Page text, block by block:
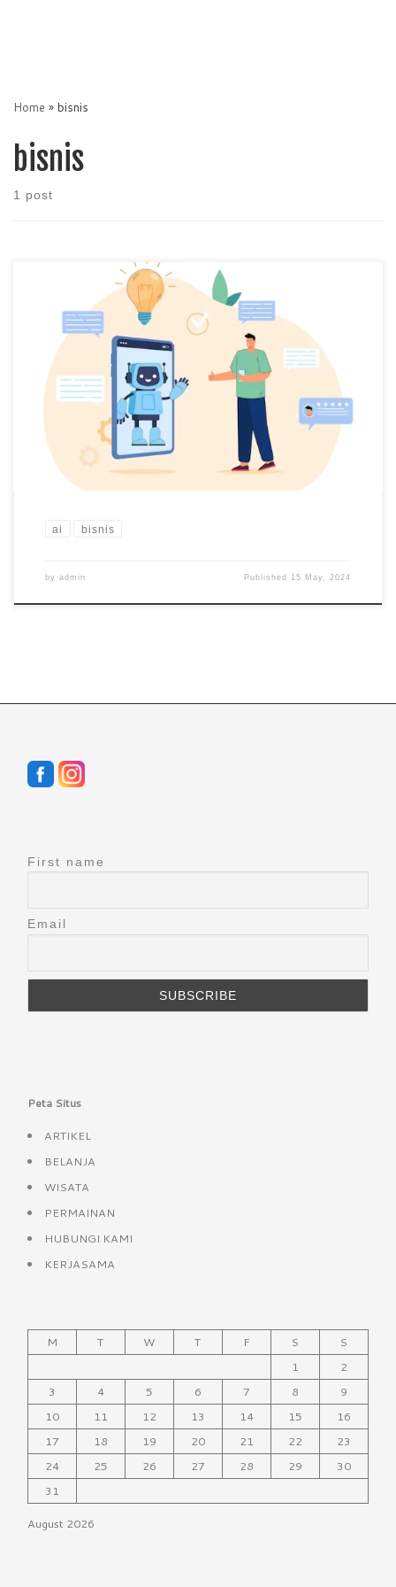
Home » bisnis
bisnis
1 post
Artificial Intelligence atau lebih keren disebut AI merupakan yang
sudah ada sejak dahulu, akan tetapi dengan kebutuhan akan
persaingan teknologi dalam usaha maka AI menjadi terkenal dan
diminati. Dalam dunia bisnis peranan AI sangat membantu dalam
banyak hal pada sisi efisiensi dan efektifitas. Cakupan besar AI
yang paling dominan terletak […]
ai bisnis
by admin Published 15 May, 2024
First name
Email
Peta Situs
ARTIKEL
BELANJA
WISATA
PERMAINAN
HUBUNGI KAMI
KERJASAMA
August 2026
M T W T F S
S
1
2
3
4 5 6 7 8
9
10
11 12 13 14 15
16
17
18 19 20 21 22
23
24
25 26 27 28 29
30
31